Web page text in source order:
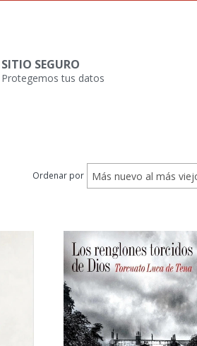
SITIO SEGURO
Protegemos tus datos
Ordenar por